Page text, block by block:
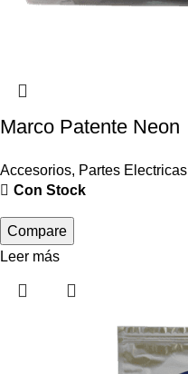
Marco Patente Neon
Accesorios, Partes Electricas
Con Stock
Compare
Leer más